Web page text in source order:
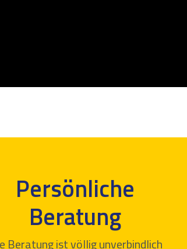
Persönliche
Beratung
Beratung ist völlig unverbindlich